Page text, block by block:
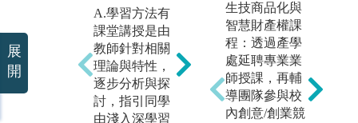
A.學習方法有
課堂講授是由
教師針對相關
理論與特性，
逐步分析與探
討，指引同學
由淺入深學習
B.專題研究與
分組討論報
告，教師會指
定相關題目，
同學分組找尋
相關資料，彼
此互相討論獲
生技商品化與
智慧財產權課
程：透過產學
處延聘專業業
師授課，再輔
導團隊參與校
內創意/創業競
展
開